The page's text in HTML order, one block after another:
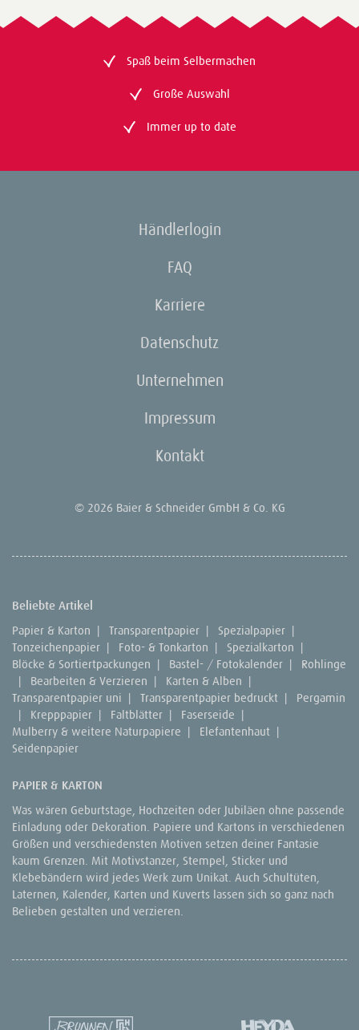
Spaß beim Selbermachen
Große Auswahl
Immer up to date
Händlerlogin
FAQ
Karriere
Datenschutz
Unternehmen
Impressum
Kontakt
© 2026 Baier & Schneider GmbH & Co. KG
Beliebte Artikel
Papier & Karton | Transparentpapier | Spezialpapier |
Tonzeichenpapier | Foto- & Tonkarton | Spezialkarton |
Blöcke & Sortiertpackungen | Bastel- / Fotokalender |
Rohlinge
|
Bearbeiten & Verzieren | Karten & Alben |
Transparentpapier uni | Transparentpapier bedruckt |
Pergamin
|
Krepppapier | Faltblätter | Faserseide |
Mulberry & weitere Naturpapiere | Elefantenhaut |
Seidenpapier
PAPIER & KARTON
Was wären Geburtstage, Hochzeiten oder Jubiläen ohne passende
Einladung oder Dekoration. Papiere und Kartons in verschiedenen
Größen und verschiedensten Motiven setzen deiner Fantasie
kaum Grenzen. Mit Motivstanzer, Stempel, Sticker und
Klebebändern wird jedes Werk zum Unikat. Auch Schultüten,
Laternen, Kalender, Karten und Kuverts lassen sich so ganz nach
Belieben gestalten und verzieren.